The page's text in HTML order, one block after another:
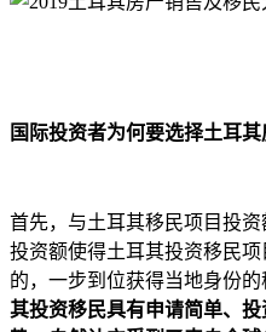
国际投资者为何要选择土耳其
首先，与土耳其移民项目投
投资额使得土耳其投资移民
的，一步到位获得当地身份的
其投资移民具有申请简单、